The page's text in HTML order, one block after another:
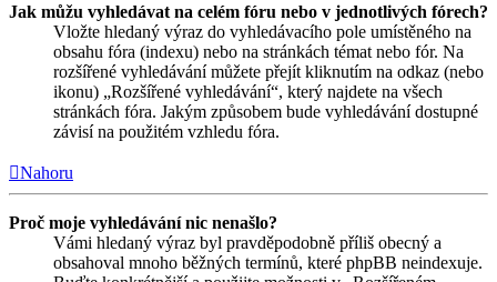
Jak můžu vyhledávat na celém fóru nebo v jednotlivých fórech?
Vložte hledaný výraz do vyhledávacího pole umístěného na
obsahu fóra (indexu) nebo na stránkách témat nebo fór. Na
rozšířené vyhledávání můžete přejít kliknutím na odkaz (nebo
ikonu) „Rozšířené vyhledávání“, který najdete na všech
stránkách fóra. Jakým způsobem bude vyhledávání dostupné
závisí na použitém vzhledu fóra.
Nahoru
Proč moje vyhledávání nic nenašlo?
Vámi hledaný výraz byl pravděpodobně příliš obecný a
obsahoval mnoho běžných termínů, které phpBB neindexuje.